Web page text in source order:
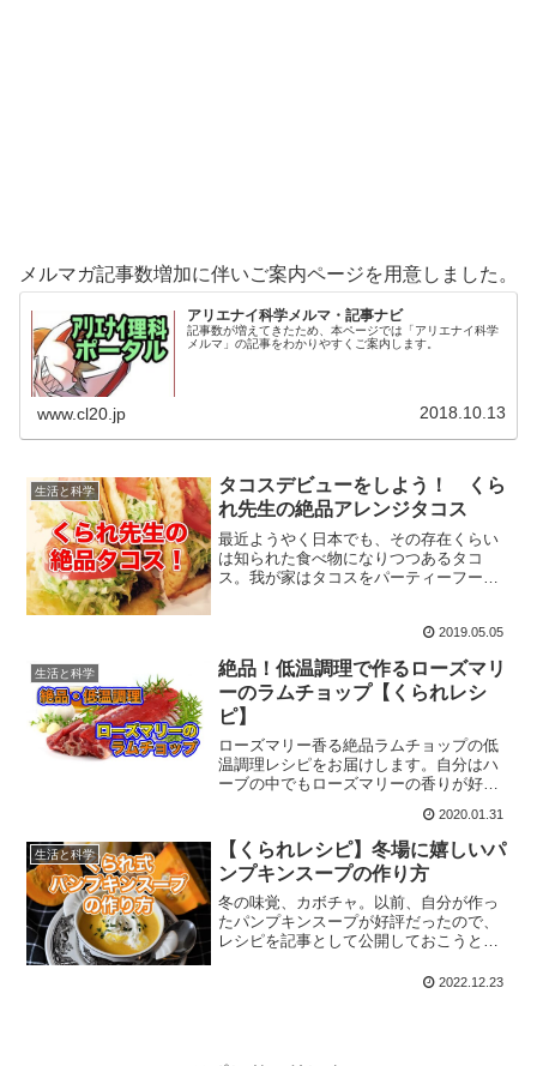
メルマガ記事数増加に伴いご案内ページを用意しました。
アリエナイ科学メルマ・記事ナビ
記事数が増えてきたため、本ページでは「アリエナイ科学
メルマ」の記事をわかりやすくご案内します。
www.cl20.jp 2018.10.13
生活と科学
タコスデビューをしよう！ くら
れ先生の絶品アレンジタコス
最近ようやく日本でも、その存在くらい
は知られた食べ物になりつつあるタコ
ス。我が家はタコスをパーティーフード
カライズしていってるので、それも併せ
2019.05.05
生活と科学
絶品！低温調理で作るローズマリ
ーのラムチョップ【くられレシ
ピ】
ローズマリー香る絶品ラムチョップの低
温調理レシピをお届けします。自分はハ
ーブの中でもローズマリーの香りが好き
いるほど。そんなローズマリーを使った
贅沢な一品です。
2020.01.31
生活と科学
【くられレシピ】冬場に嬉しいパ
ンプキンスープの作り方
冬の味覚、カボチャ。以前、自分が作っ
たパンプキンスープが好評だったので、
レシピを記事として公開しておこうと思
とても美味しいのでぜひお試しあれ2022.12.23